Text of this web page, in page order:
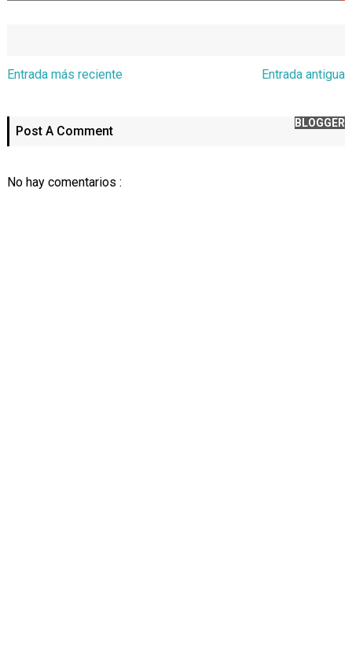
Entrada más reciente Entrada antigua
Post A Comment
BLOGGER
No hay comentarios :